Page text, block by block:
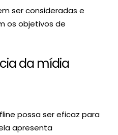
ser consideradas e
os objetivos de
da mídia
possa ser eficaz para
apresenta